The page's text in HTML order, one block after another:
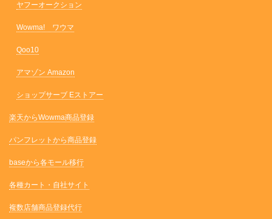
ヤフーオークション
Wowma! ワウマ
Qoo10
アマゾン Amazon
ショップサーブ Eストアー
楽天からWowma商品登録
パンフレットから商品登録
baseから各モール移行
各種カート・自社サイト
複数店舗商品登録代行